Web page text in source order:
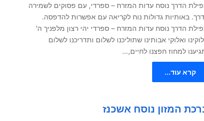
הדרך נוסח עדות המזרח – ספרדי, עם פסוקים לשמירה
באותיות גדולות נוח לקריאה עם אפשרות להדפסה.
הדרך נוסח עדות המזרח – ספרדי יהי רצון מלפניך ה'
ואלוקי אבותינו שתוליכנו לשלום ותדריכנו לשלום
למחוז חפצנו לחיים,…
קרא עוד...
המזון נוסח אשכנז